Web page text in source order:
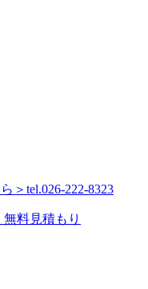
＞ tel.026-222-8323
料見積もり